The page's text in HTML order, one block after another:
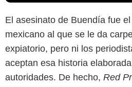
El asesinato de Buendía fue
mexicano al que se le da
expiatorio, pero ni los
aceptan esa historia
autoridades. De hecho, Red